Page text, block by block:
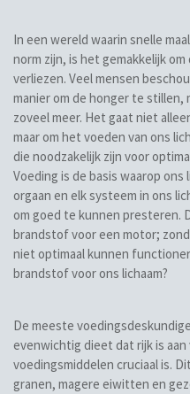
In een wereld waarin snelle
norm zijn, is het gemakkelijk
verliezen. Veel mensen
manier om de honger te
zoveel meer. Het gaat niet
maar om het voeden van ons
die noodzakelijk zijn voor
Voeding is de basis waarop
orgaan en elk systeem in ons
om goed te kunnen presteren.
brandstof voor een motor;
niet optimaal kunnen
brandstof voor ons lichaam?
De meeste
evenwichtig dieet dat rijk is
voedingsmiddelen cruciaal is.
granen, magere eiwitten en